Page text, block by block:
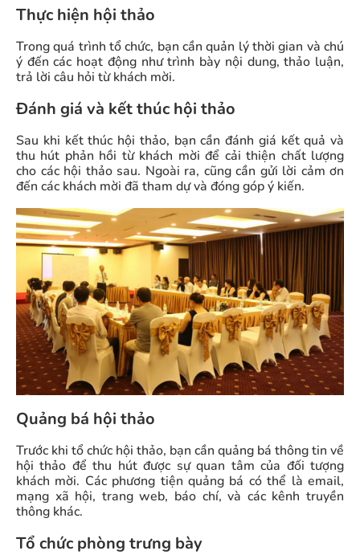
Thực hiện hội thảo
Trong quá trình tổ chức, bạn cần quản lý thời gian và chú
ý đến các hoạt động như trình bày nội dung, thảo luận,
trả lời câu hỏi từ khách mời.
Đánh giá và kết thúc hội thảo
Sau khi kết thúc hội thảo, bạn cần đánh giá kết quả và
thu hút phản hồi từ khách mời để cải thiện chất lượng
cho các hội thảo sau. Ngoài ra, cũng cần gửi lời cảm ơn
đến các khách mời đã tham dự và đóng góp ý kiến.
Quảng bá hội thảo
Trước khi tổ chức hội thảo, bạn cần quảng bá thông tin về
hội thảo để thu hút được sự quan tâm của đối tượng
khách mời. Các phương tiện quảng bá có thể là email,
mạng xã hội, trang web, báo chí, và các kênh truyền
thông khác.
Tổ chức phòng trưng bày